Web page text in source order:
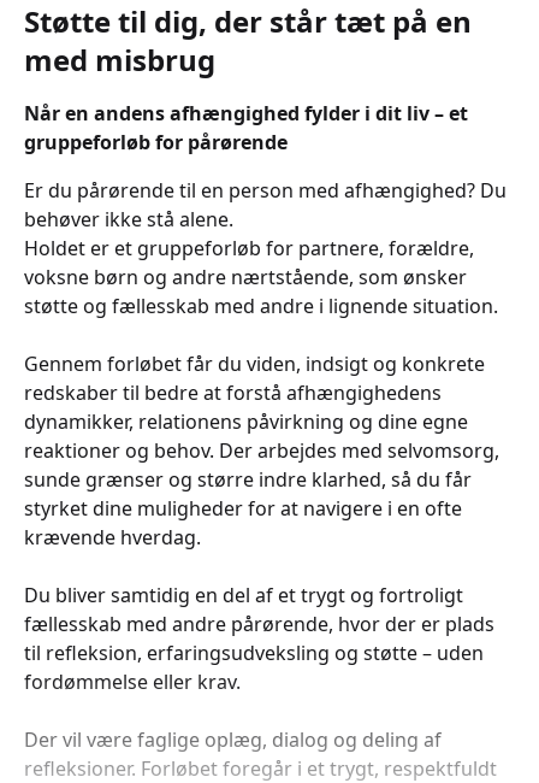
Støtte til dig, der står tæt på en
med misbrug
Når en andens afhængighed fylder i dit liv – et
gruppeforløb for pårørende
Er du pårørende til en person med afhængighed? Du
behøver ikke stå alene.
Holdet er et gruppeforløb for partnere, forældre,
voksne børn og andre nærtstående, som ønsker
støtte og fællesskab med andre i lignende situation.
Gennem forløbet får du viden, indsigt og konkrete
redskaber til bedre at forstå afhængighedens
dynamikker, relationens påvirkning og dine egne
reaktioner og behov. Der arbejdes med selvomsorg,
sunde grænser og større indre klarhed, så du får
styrket dine muligheder for at navigere i en ofte
krævende hverdag.
Du bliver samtidig en del af et trygt og fortroligt
fællesskab med andre pårørende, hvor der er plads
til refleksion, erfaringsudveksling og støtte – uden
fordømmelse eller krav.
Der vil være faglige oplæg, dialog og deling af
refleksioner. Forløbet foregår i et trygt, respektfuldt